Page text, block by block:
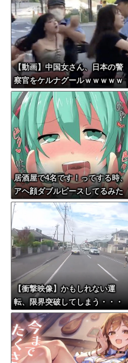
【動画】中国女さん、日本の警
察官をケルナグールｗｗｗｗｗ
ｗｗｗｗｗｗｗｗｗｗｗｗｗ
居酒屋で4名です！ってする時、
アヘ顔ダブルピースしてるみた
いになるの恥ずかしいんやが
【衝撃映像】かもしれない運
転、限界突破してしまう・・・